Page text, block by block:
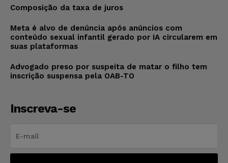
Composição da taxa de juros
Meta é alvo de denúncia após anúncios com
conteúdo sexual infantil gerado por IA circularem em
suas plataformas
Advogado preso por suspeita de matar o filho tem
inscrição suspensa pela OAB-TO
Inscreva-se